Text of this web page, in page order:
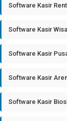
Software Kasir
Software Kasir
Software Kasir
Software Kasir
Software Kasir